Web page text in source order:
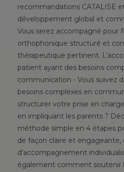
recommandations CATALISE
développement global et
Vous serez accompagné pour
orthophonique structuré et
thérapeutique pertinent.
patient ayant des besoins
communication - Vous suivez
besoins complexes en
structurer votre prise en
en impliquant les parents ?
méthode simple en 4 étapes
de façon claire et engageante,
d’accompagnement
également comment soutenir